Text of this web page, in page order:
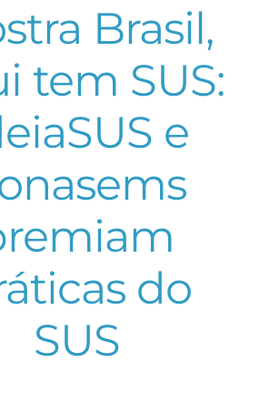
Brasil,
tem SUS:
e
do
SUS